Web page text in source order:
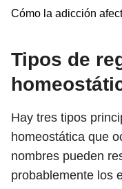
Cómo la adicción
Tipos de
Hay tres tipos
homeostática que
nombres pueden
probablemente los